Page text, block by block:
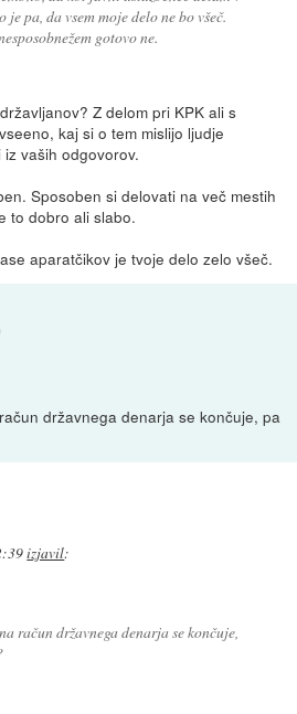
pa, da vsem moje delo ne bo všeč.
gotovo ne.
Z delom pri KPK ali s
kaj si o tem mislijo ljudje
vaših odgovorov.
Sposoben si delovati na več mestih
to dobro ali slabo.
aparatčikov je tvoje delo zelo všeč.
državnega denarja se končuje, pa
izjavil:
račun državnega denarja se končuje,